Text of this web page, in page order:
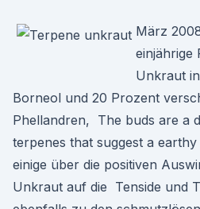
März
einjährige
Unkraut
Borneol und 20 Prozent
Phellandren, The buds are a
terpenes that suggest a
einige über die positiven
Unkraut auf die Tenside und